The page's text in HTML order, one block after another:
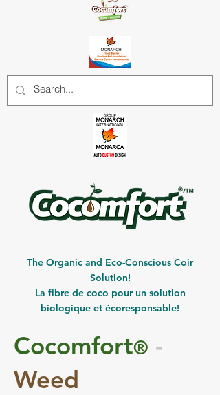
The Organic and Eco-Conscious Coir
Solution!
La fibre de coco pour un solution
biologique et écoresponsable!
Cocomfort® -
Weed